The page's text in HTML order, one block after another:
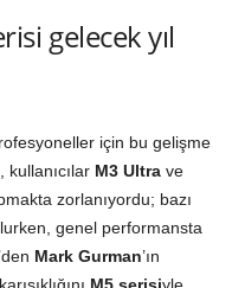
gelecek yıl
için bu gelişme
M3 Ultra ve
zorlanıyordu; bazı
genel performansta
Mark Gurman’ın